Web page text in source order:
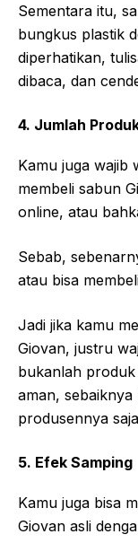
Sementara itu,
bungkus plastik
diperhatikan,
dibaca, dan
4. Jumlah
Kamu juga wajib
membeli sabun
online, atau
Sebab,
atau bisa
Jadi jika kamu
Giovan, justru
bukanlah
aman,
produsennya
5. Efek Samping
Kamu juga bisa
Giovan asli